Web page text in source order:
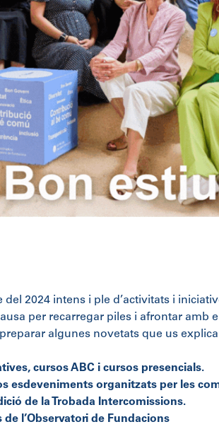
del 2024 intens i ple d’activitats i
per recarregar piles i afrontar amb
algunes novetats que us
cursos ABC i cursos presencials.
esdeveniments organitzats per les
de la Trobada Intercomissions.
l’Observatori de Fundacions